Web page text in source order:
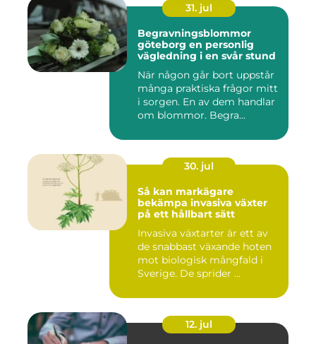
31. jul
Begravningsblommor
göteborg en personlig
vägledning i en svår stund
När någon går bort uppstår
många praktiska frågor mitt
i sorgen. En av dem handlar
om blommor. Begra...
30. jul
Så kan markägare
bekämpa invasiva växter
på ett hållbart sätt
Invasiva växtarter är ett av
de snabbast växande hoten
mot biologisk mångfald i
Sverige. De sprider ...
12. jul